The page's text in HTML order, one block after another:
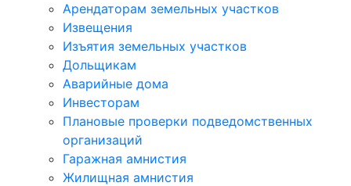
Арендаторам земельных участков
Извещения
Изъятия земельных участков
Дольщикам
Аварийные дома
Инвесторам
Плановые проверки подведомственных
организаций
Гаражная амнистия
Жилищная амнистия